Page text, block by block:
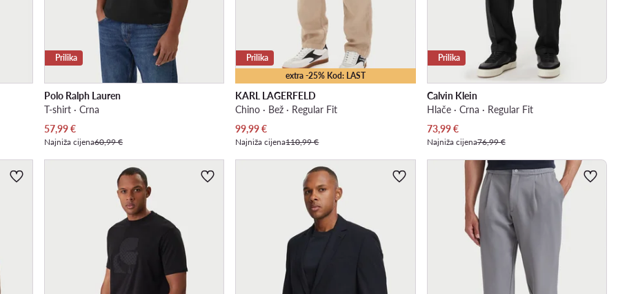
Prilika
Polo Ralph Lauren
T-shirt · Crna
Trenutna cijena
57,99€
Najniža cijena60,99 €
extra -25% Kod: LAST
Prilika
KARL LAGERFELD
Chino · Bež · Regular Fit
Trenutna cijena
99,99€
Najniža cijena110,99 €
Prilika
Calvin Klein
Hlače · Crna · Regular Fit
Trenutna cijena
73,99€
Najniža cijena76,99 €